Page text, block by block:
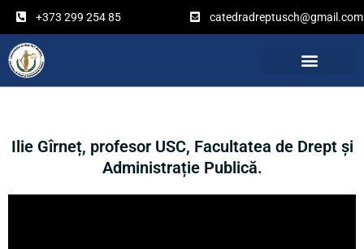
содержимому
+373 299 254 85 catedradreptusch@gmail.com
Ilie Gîrneț, profesor USC, Facultatea de Drept și
Administrație Publică.